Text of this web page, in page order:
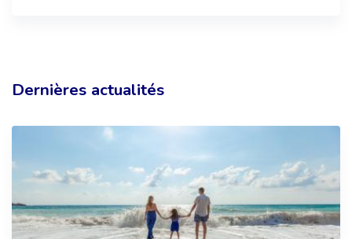
Dernières actualités